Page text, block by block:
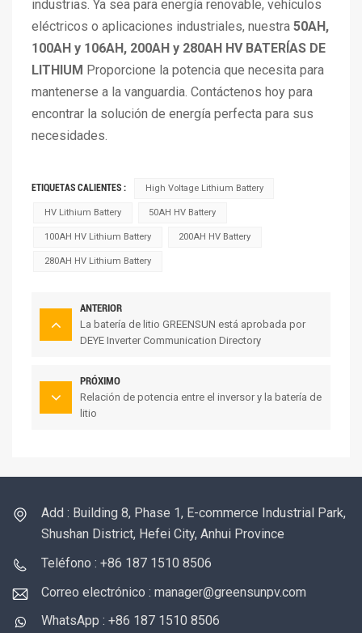
industrias. Ya sea para energía renovable, vehículos
eléctricos o aplicaciones industriales, nuestra 50AH,
100AH y 106AH, 200AH y 280AH HV BATERÍAS DE
LITHIUM Proporcione la potencia que necesita para
mantenerse a la vanguardia. Contáctenos hoy para
encontrar la solución de energía perfecta para sus
necesidades.
ETIQUETAS CALIENTES : High Voltage Lithium Battery
HV Lithium Battery 50AH HV Battery
100AH HV Lithium Battery 200AH HV Battery
280AH HV Lithium Battery
ANTERIOR
La batería de litio GREENSUN está aprobada por
DEYE Inverter Communication Directory
PRÓXIMO
Relación de potencia entre el inversor y la batería de
litio
Add : Building 8, Phase 1, E-commerce Industrial Park,
Shushan District, Hefei City, Anhui Province
Teléfono : +86 187 1510 8506
Correo electrónico : manager@greensunpv.com
WhatsApp : +86 187 1510 8506